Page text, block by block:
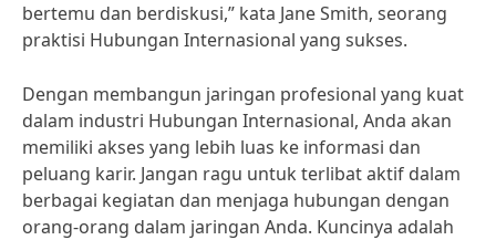
bertemu dan berdiskusi,” kata Jane Smith, seorang
praktisi Hubungan Internasional yang sukses.
Dengan membangun jaringan profesional yang kuat
dalam industri Hubungan Internasional, Anda akan
memiliki akses yang lebih luas ke informasi dan
peluang karir. Jangan ragu untuk terlibat aktif dalam
berbagai kegiatan dan menjaga hubungan dengan
orang-orang dalam jaringan Anda. Kuncinya adalah